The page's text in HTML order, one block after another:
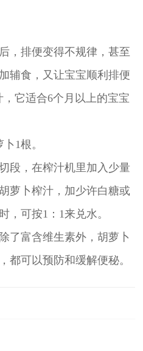
排便变得不规律，甚至
辅食，又让宝宝顺利排便
它适合6个月以上的宝宝
1根。
，在榨汁机里加入少量
萝卜榨汁，加少许白糖或
，可按1：1来兑水。
富含维生素外，胡萝卜
都可以预防和缓解便秘。